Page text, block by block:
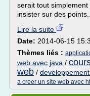
serait tout
insister sur des points...
Lire la suite
Date: 2014-06-15
Thèmes liés :
web avec java /
web /
a creer un site web avec